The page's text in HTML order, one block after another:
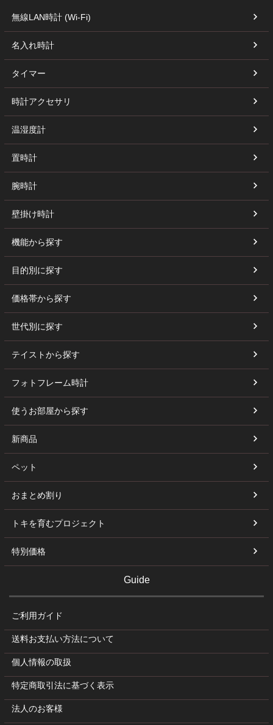
無線LAN時計 (Wi-Fi)
名入れ時計
タイマー
時計アクセサリ
温湿度計
置時計
腕時計
壁掛け時計
機能から探す
目的別に探す
価格帯から探す
世代別に探す
テイストから探す
フォトフレーム時計
使うお部屋から探す
新商品
ペット
おまとめ割り
トキを育むプロジェクト
特別価格
Guide
ご利用ガイド
送料お支払い方法について
個人情報の取扱
特定商取引法に基づく表示
法人のお客様